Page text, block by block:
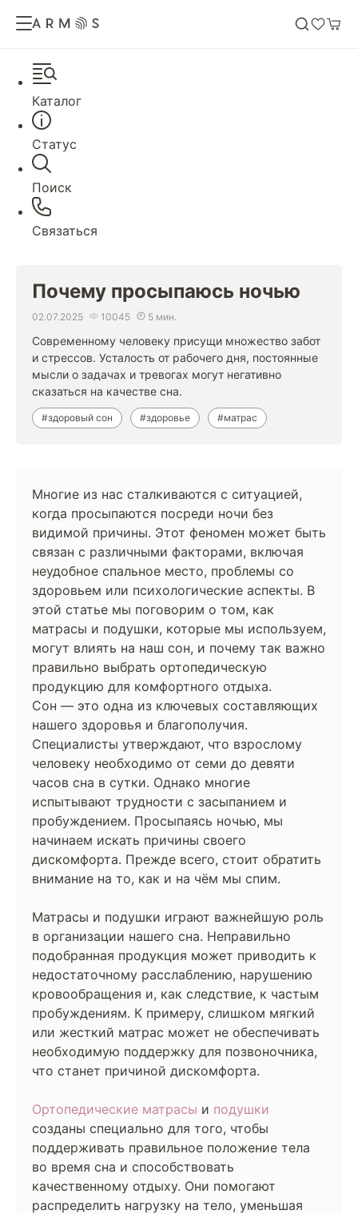
Каталог
Статус
Поиск
Связаться
Почему просыпаюсь ночью
02.07.2025 10045 5 мин.
Современному человеку присущи множество забот
и стрессов. Усталость от рабочего дня, постоянные
мысли о задачах и тревогах могут негативно
сказаться на качестве сна.
#здоровый сон #здоровье #матрас
Многие из нас сталкиваются с ситуацией,
когда просыпаются посреди ночи без
видимой причины. Этот феномен может быть
связан с различными факторами, включая
неудобное спальное место, проблемы со
здоровьем или психологические аспекты. В
этой статье мы поговорим о том, как
матрасы и подушки, которые мы используем,
могут влиять на наш сон, и почему так важно
правильно выбрать ортопедическую
продукцию для комфортного отдыха.
Сон — это одна из ключевых составляющих
нашего здоровья и благополучия.
Специалисты утверждают, что взрослому
человеку необходимо от семи до девяти
часов сна в сутки. Однако многие
испытывают трудности с засыпанием и
пробуждением. Просыпаясь ночью, мы
начинаем искать причины своего
дискомфорта. Прежде всего, стоит обратить
внимание на то, как и на чём мы спим.
Матрасы и подушки играют важнейшую роль
в организации нашего сна. Неправильно
подобранная продукция может приводить к
недостаточному расслаблению, нарушению
кровообращения и, как следствие, к частым
пробуждениям. К примеру, слишком мягкий
или жесткий матрас может не обеспечивать
необходимую поддержку для позвоночника,
что станет причиной дискомфорта.
Ортопедические матрасы и подушки
созданы специально для того, чтобы
поддерживать правильное положение тела
во время сна и способствовать
качественному отдыху. Они помогают
распределить нагрузку на тело, уменьшая